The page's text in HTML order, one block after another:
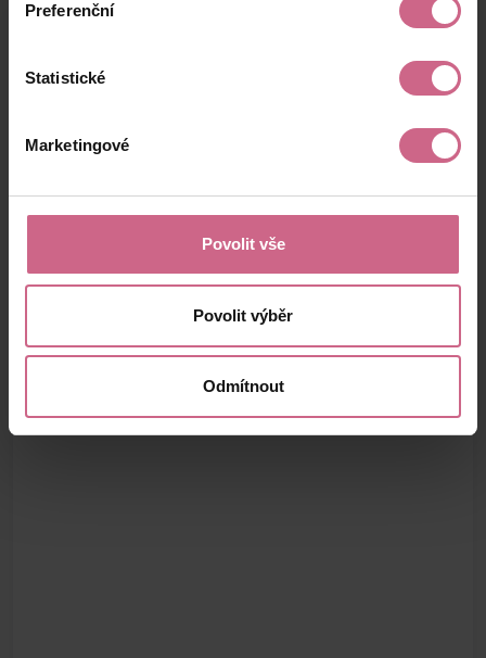
Preferenční
Statistické
Marketingové
Povolit vše
Povolit výběr
Odmítnout